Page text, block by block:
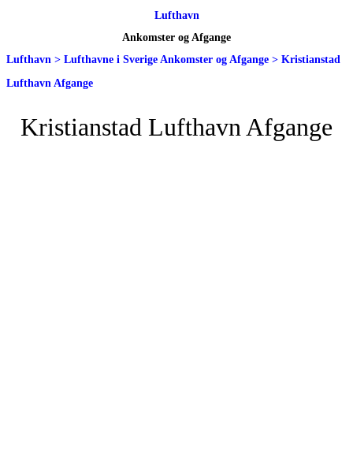
Lufthavn
Ankomster og Afgange
Lufthavn > Lufthavne i Sverige Ankomster og Afgange > Kristianstad
Lufthavn Afgange
Kristianstad Lufthavn Afgange